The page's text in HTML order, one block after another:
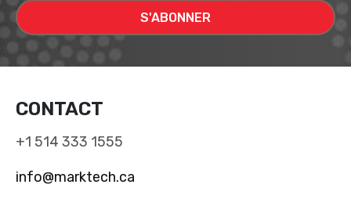
CONTACT
+1 514 333 1555
info@marktech.ca